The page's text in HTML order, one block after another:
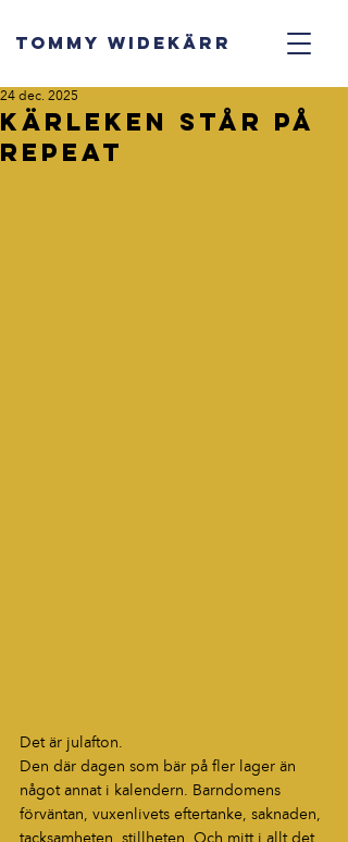
TOMMY WIDEKÄRR
Kärleken står på
repeat
24 dec. 2025
Det är julafton.
Den där dagen som bär på fler lager än
något annat i kalendern. Barndomens
förväntan, vuxenlivets eftertanke, saknaden,